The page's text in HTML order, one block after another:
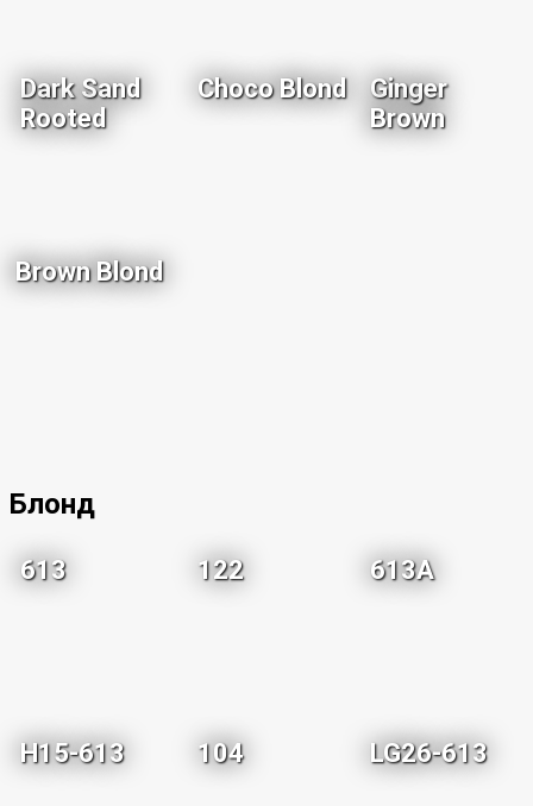
Dark Sand
Rooted
Choco Blond
Ginger
Brown
Brown Blond
Блонд
613 122 613A
H15-613 104 LG26-613